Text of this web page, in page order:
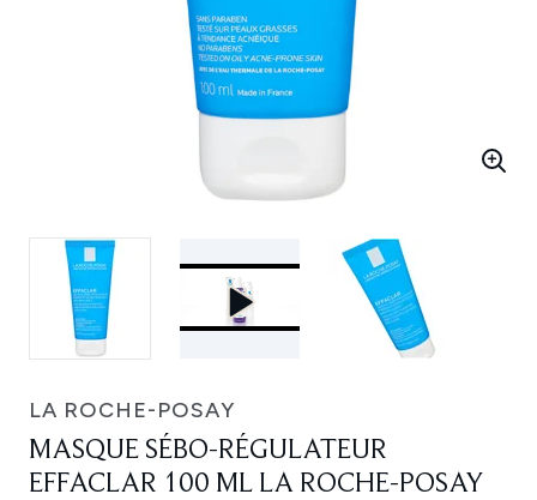
LA ROCHE-POSAY
MASQUE SÉBO-RÉGULATEUR
EFFACLAR 100 ML LA ROCHE-POSAY